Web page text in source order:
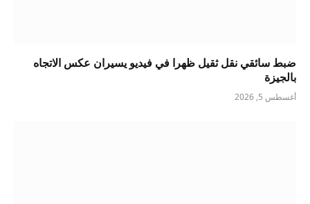
ضبط سائقي نقل ثقيل ظهرا في فيديو يسيران عكس الاتجاه
بالجيزة
أغسطس 5, 2026